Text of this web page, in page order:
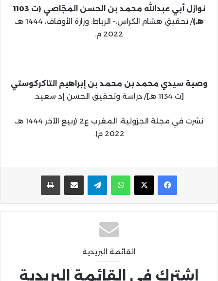
نوازل أبي عبدالله محمد بن الحسن المجَاصي (ت 1103
هـ)
/ تحقيق هشام الكراس.- الرباط: وزارة الأوقاف، 1444 هـ،
2022 م.
وصية سيدي محمد بن محمد بن إبراهيم التاكركوستي
[ت 1134 هـ]/ دراسة وتحقيق الحسن إد سعيد.
نشرت في مجلة الجزولية، المغرب ع2 (ربيع الآخر 1444 هـ،
2022 م).
واتساب تيلقرام مشاركة عبر البريد
القائمة البريدية
اشترك في القائمة البريدية